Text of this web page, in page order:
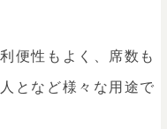
便性もよく、席数も
となど様々な用途で